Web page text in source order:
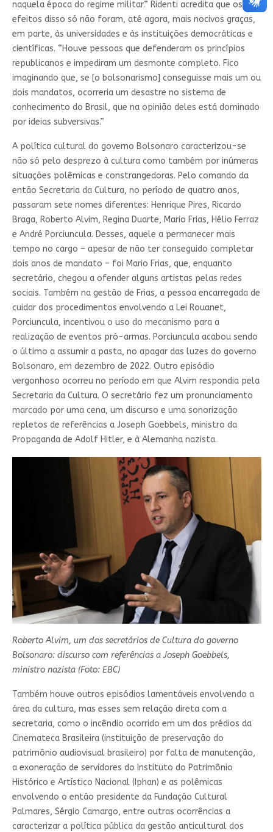
naquela época do regime militar.” Ridenti acredita que os
efeitos disso só não foram, até agora, mais nocivos graças,
em parte, às universidades e às instituições democráticas e
científicas. “Houve pessoas que defenderam os princípios
republicanos e impediram um desmonte completo. Fico
imaginando que, se [o bolsonarismo] conseguisse mais um ou
dois mandatos, ocorreria um desastre no sistema de
conhecimento do Brasil, que na opinião deles está dominado
por ideias subversivas.”
A política cultural do governo Bolsonaro caracterizou-se
não só pelo desprezo à cultura como também por inúmeras
situações polêmicas e constrangedoras. Pelo comando da
então Secretaria da Cultura, no período de quatro anos,
passaram sete nomes diferentes: Henrique Pires, Ricardo
Braga, Roberto Alvim, Regina Duarte, Mario Frias, Hélio Ferraz
e André Porciuncula. Desses, aquele a permanecer mais
tempo no cargo – apesar de não ter conseguido completar
dois anos de mandato – foi Mario Frias, que, enquanto
secretário, chegou a ofender alguns artistas pelas redes
sociais. Também na gestão de Frias, a pessoa encarregada de
cuidar dos procedimentos envolvendo a Lei Rouanet,
Porciuncula, incentivou o uso do mecanismo para a
realização de eventos pró-armas. Porciuncula acabou sendo
o último a assumir a pasta, no apagar das luzes do governo
Bolsonaro, em dezembro de 2022. Outro episódio
vergonhoso ocorreu no período em que Alvim respondia pela
Secretaria da Cultura. O secretário fez um pronunciamento
marcado por uma cena, um discurso e uma sonorização
repletos de referências a Joseph Goebbels, ministro da
Propaganda de Adolf Hitler, e à Alemanha nazista.
Roberto Alvim, um dos secretários de Cultura do governo
Bolsonaro: discurso com referências a Joseph Goebbels,
ministro nazista (Foto: EBC)
Também houve outros episódios lamentáveis envolvendo a
área da cultura, mas esses sem relação direta com a
secretaria, como o incêndio ocorrido em um dos prédios da
Cinemateca Brasileira (instituição de preservação do
patrimônio audiovisual brasileiro) por falta de manutenção,
a exoneração de servidores do Instituto do Patrimônio
Histórico e Artístico Nacional (Iphan) e as polêmicas
envolvendo o então presidente da Fundação Cultural
Palmares, Sérgio Camargo, entre outras ocorrências a
caracterizar a política pública da gestão anticultural dos